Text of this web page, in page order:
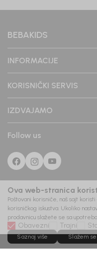
BEBAKIDS
INFORMACIJE
KORISNIČKI SERVIS
IZDVAJAMO
Follow us
Ova web-stranica
Poštovani korisniče, naš sajt
korisničkog iskustva. Ukoliko
prodavnicu slažete se sa
Obavezni Trajni
Saznaj više Slažem se